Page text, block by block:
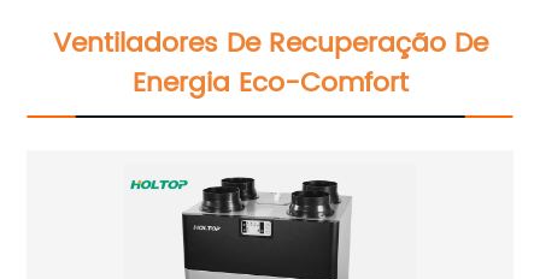
Ventiladores De Recuperação De
Energia Eco-Comfort